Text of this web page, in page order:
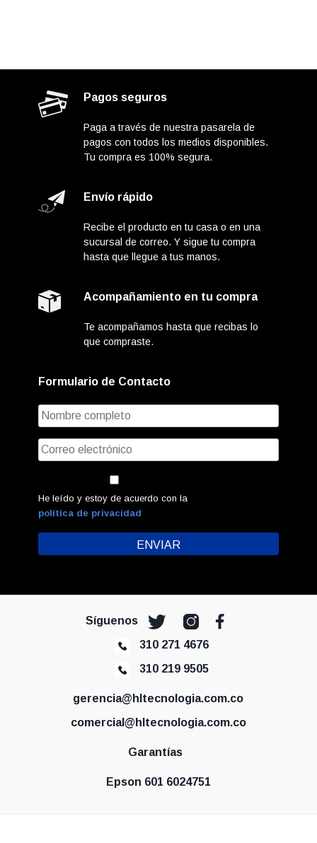
Pagos seguros
Paga a través de nuestra pasarela de
pagos con todos los medios disponibles.
Tu compra es 100% segura.
Envío rápido
Recibe el producto en tu casa o en una
sucursal de correo. Y sigue tu compra
hasta que llegue a tus manos.
Acompañamiento en tu compra
Te acompañamos hasta que recibas lo
que compraste.
Formulario de Contacto
He leído y estoy de acuerdo con la
política de privacidad
Síguenos
310 271 4676
310 219 9505
gerencia@hltecnologia.com.co
comercial@hltecnologia.com.co
Garantías
Epson 601 6024751